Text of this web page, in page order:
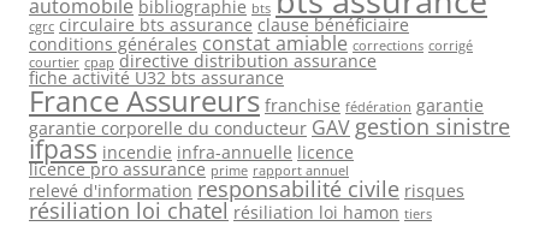
automobile bibliographie bts
cgrc circulaire bts assurance clause bénéficiaire
conditions générales constat amiable corrections corrigé
courtier cpap directive distribution assurance
fiche activité U32 bts assurance
France Assureurs franchise fédération garantie
garantie corporelle du conducteur GAV gestion sinistre
ifpass incendie infra-annuelle licence
licence pro assurance prime rapport annuel
relevé d'information responsabilité civile risques
résiliation loi chatel résiliation loi hamon tiers